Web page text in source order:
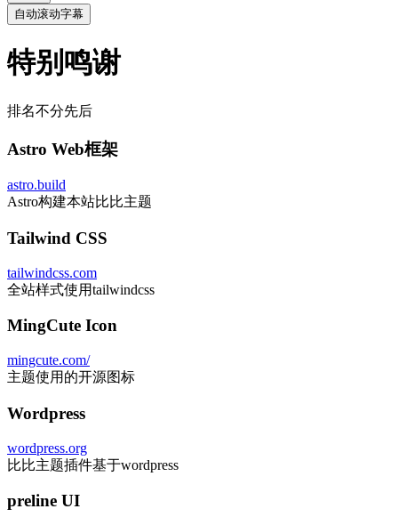
自动滚动字幕
特别鸣谢
排名不分先后
Astro Web框架
astro.build
Astro构建本站比比主题
Tailwind CSS
tailwindcss.com
全站样式使用tailwindcss
MingCute Icon
mingcute.com/
主题使用的开源图标
Wordpress
wordpress.org
比比主题插件基于wordpress
preline UI